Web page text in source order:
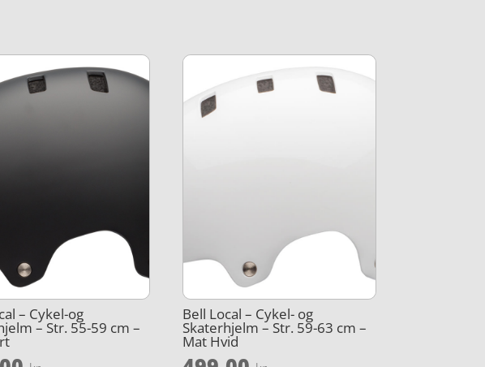
– Cykel-og
– Str. 55-59 cm –
Bell Local – Cykel- og
Skaterhjelm – Str. 59-63 cm –
Mat Hvid